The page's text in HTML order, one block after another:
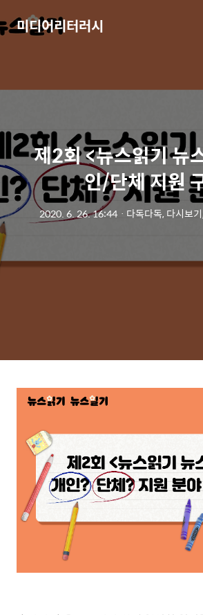
미디어리터러시
제2회 <뉴스읽기 뉴
인/단체 지원
2020. 6. 26. 16:44ㆍ 다독다독, 다시보